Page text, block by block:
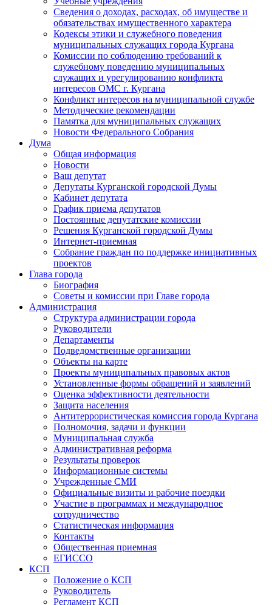
Сведения о доходах, расходах, об имуществе и
обязательствах имущественного характера
Кодексы этики и служебного поведения
муниципальных служащих города Кургана
Комиссии по соблюдению требований к
служебному поведению муниципальных
служащих и урегулированию конфликта
интересов ОМС г. Кургана
Конфликт интересов на муниципальной службе
Методические рекомендации
Памятка для муниципальных служащих
Новости Федерального Cобрания
Дума
Общая информация
Новости
Ваш депутат
Депутаты Курганской городской Думы
Кабинет депутата
График приема депутатов
Постоянные депутатские комиссии
Решения Курганской городской Думы
Интернет-приемная
Собрание граждан по поддержке инициативных
проектов
Глава города
Биография
Советы и комиссии при Главе города
Администрация
Структура администрации города
Руководители
Департаменты
Подведомственные организации
Объекты на карте
Проекты муниципальных правовых актов
Установленные формы обращений и заявлений
Оценка эффективности деятельности
Защита населения
Антитеррористическая комиссия города Кургана
Полномочия, задачи и функции
Муниципальная служба
Административная реформа
Результаты проверок
Информационные системы
Учрежденные СМИ
Официальные визиты и рабочие поездки
Участие в программах и международное
сотрудничество
Статистическая информация
Контакты
Общественная приемная
ЕГИССО
КСП
Положение о КСП
Руководитель
Регламент КСП